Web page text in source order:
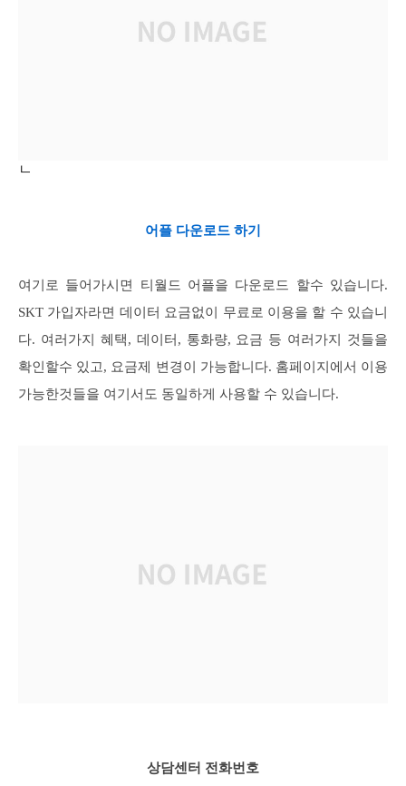
ㄴ
어플 다운로드 하기
여기로 들어가시면 티월드 어플을 다운로드 할수 있습니다.
SKT 가입자라면 데이터 요금없이 무료로 이용을 할 수 있습니
다. 여러가지 혜택, 데이터, 통화량, 요금 등 여러가지 것들을
확인할수 있고, 요금제 변경이 가능합니다. 홈페이지에서 이용
가능한것들을 여기서도 동일하게 사용할 수 있습니다.
상담센터 전화번호